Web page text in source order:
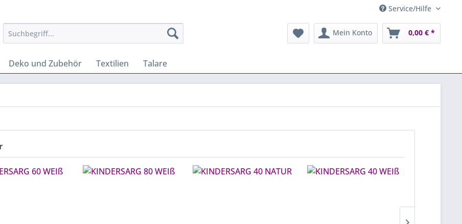
Service/Hilfe
Mein Konto 0,00 € *
Deko und Zubehör Textilien Talare